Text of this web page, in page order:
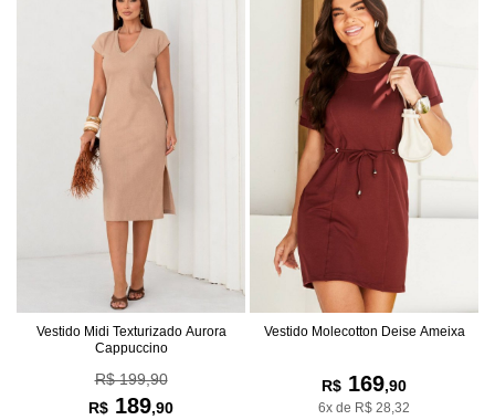
Vestido Midi Texturizado Aurora
Cappuccino
R$ 199,90
R$ 189,90
Vestido Molecotton Deise Ameixa
R$ 169,90
6x de R$ 28,32